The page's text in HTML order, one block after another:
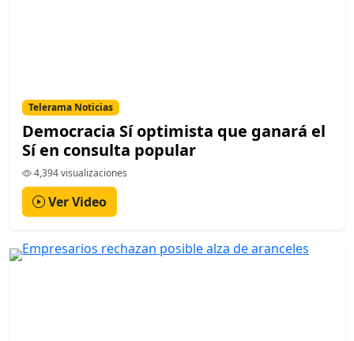
Telerama Noticias
Democracia Sí optimista que ganará el
Sí en consulta popular
4,394 visualizaciones
Ver Video